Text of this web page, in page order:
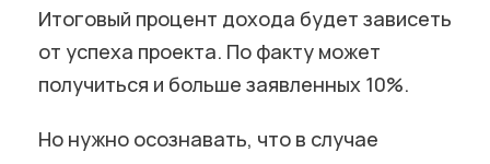
Итоговый процент дохода будет зависеть
от успеха проекта. По факту может
получиться и больше заявленных 10%.
Но нужно осознавать, что в случае